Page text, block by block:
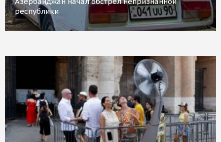
республики